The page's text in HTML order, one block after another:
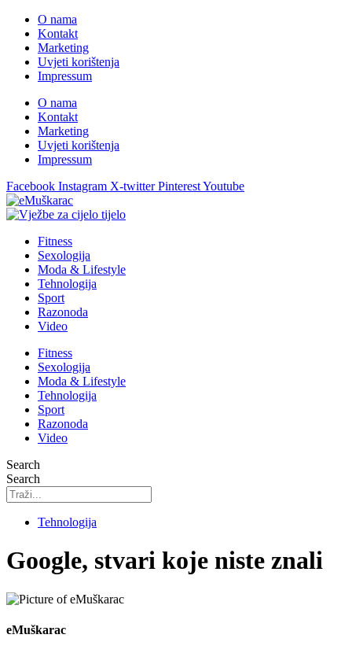
O nama
Kontakt
Marketing
Uvjeti korištenja
Impressum
O nama
Kontakt
Marketing
Uvjeti korištenja
Impressum
Facebook Instagram X-twitter PinterestYoutube
Fitness
Sexologija
Moda & Lifestyle
Tehnologija
Sport
Razonoda
Video
Fitness
Sexologija
Moda & Lifestyle
Tehnologija
Sport
Razonoda
Video
Search
Search
Tehnologija
Google, stvari koje niste znali
eMuškarac